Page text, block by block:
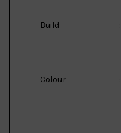
Build :
Colour :